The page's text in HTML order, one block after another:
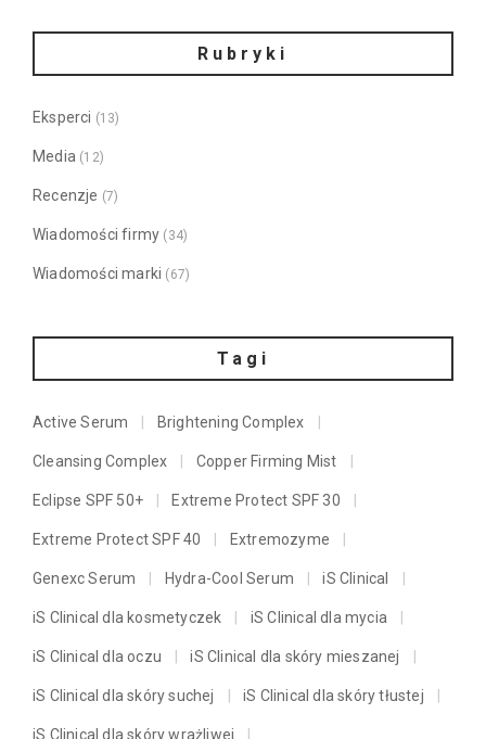
Rubryki
Eksperci (13)
Media (12)
Recenzje (7)
Wiadomości firmy (34)
Wiadomości marki (67)
Tagi
Active Serum Brightening Complex
Cleansing Complex Copper Firming Mist
Eclipse SPF 50+ Extreme Protect SPF 30
Extreme Protect SPF 40 Extremozyme
Genexc Serum Hydra-Cool Serum iS Clinical
iS Clinical dla kosmetyczek iS Clinical dla mycia
iS Clinical dla oczu iS Clinical dla skóry mieszanej
iS Clinical dla skóry suchej iS Clinical dla skóry tłustej
iS Clinical dla skóry wrażliwej